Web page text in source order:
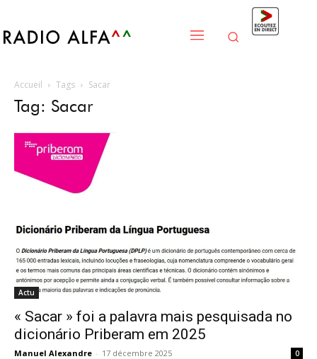
Accueil Tags Sacar
Tag: Sacar
Actu
« Sacar » foi a palavra mais pesquisada no
dicionário Priberam em 2025
Manuel Alexandre - 17 décembre 2025 0